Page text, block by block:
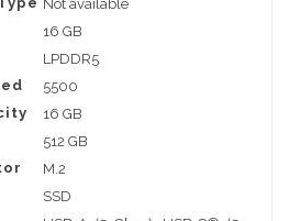
Not available
16 GB
LPDDR5
5500
16 GB
512 GB
M.2
SSD